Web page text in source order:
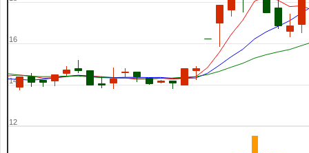
12
14
16